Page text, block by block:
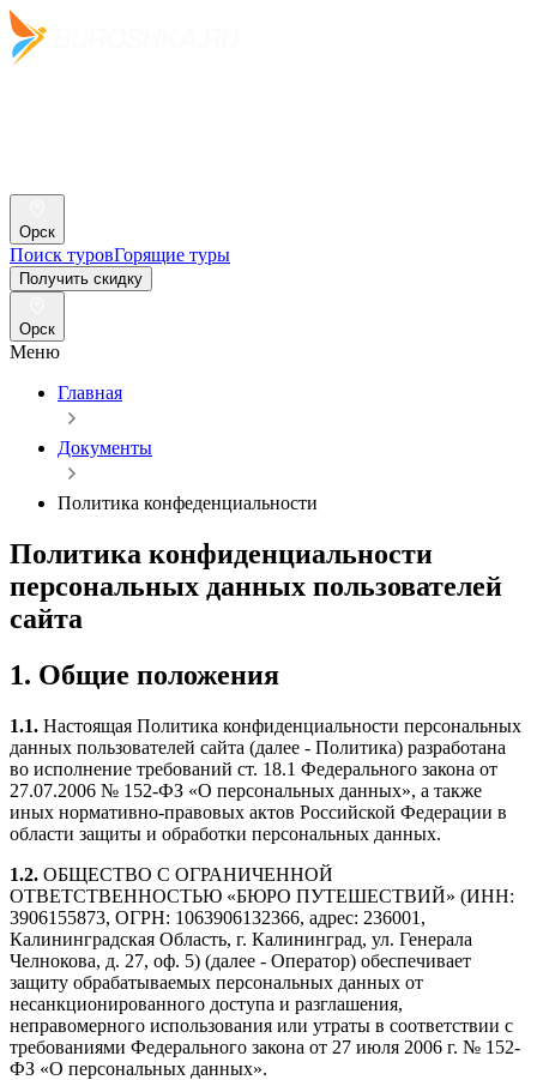
Орск
Поиск туровГорящие туры
Получить скидку
Орск
Меню
Главная
Документы
Политика конфеденциальности
Политика конфиденциальности
персональных данных пользователей
сайта
1. Общие положения
1.1. Настоящая Политика конфиденциальности персональных
данных пользователей сайта (далее - Политика) разработана
во исполнение требований ст. 18.1 Федерального закона от
27.07.2006 № 152-ФЗ «О персональных данных», а также
иных нормативно-правовых актов Российской Федерации в
области защиты и обработки персональных данных.
1.2. ОБЩЕСТВО С ОГРАНИЧЕННОЙ
ОТВЕТСТВЕННОСТЬЮ «БЮРО ПУТЕШЕСТВИЙ» (ИНН:
3906155873, ОГРН: 1063906132366, адрес: 236001,
Калининградская Область, г. Калининград, ул. Генерала
Челнокова, д. 27, оф. 5) (далее - Оператор) обеспечивает
защиту обрабатываемых персональных данных от
несанкционированного доступа и разглашения,
неправомерного использования или утраты в соответствии с
требованиями Федерального закона от 27 июля 2006 г. № 152-
ФЗ «О персональных данных».